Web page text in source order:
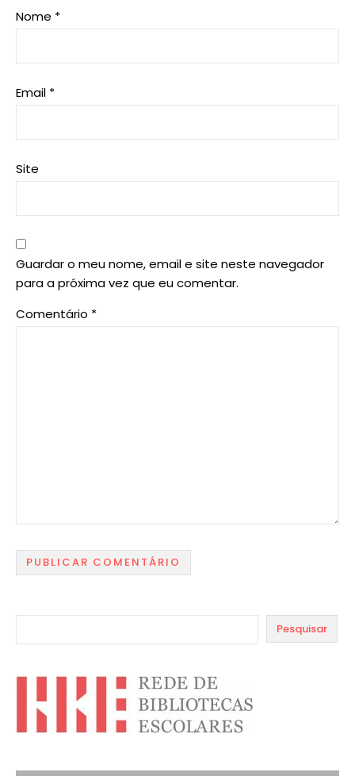
Nome *
Email *
Site
Guardar o meu nome, email e site neste navegador
para a próxima vez que eu comentar.
Comentário *
Pesquisar